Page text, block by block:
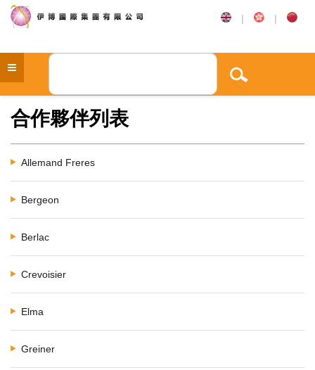
| |
合作夥伴列表
Allemand Freres
Bergeon
Berlac
Crevoisier
Elma
Greiner